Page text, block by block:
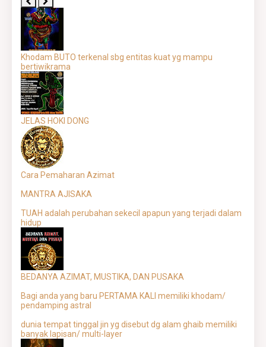
Khodam BUTO terkenal sbg entitas kuat yg mampu
bertiwikrama
JELAS HOKI DONG
Cara Pemaharan Azimat
MANTRA AJISAKA
TUAH adalah perubahan sekecil apapun yang terjadi dalam
hidup
BEDANYA AZIMAT, MUSTIKA, DAN PUSAKA
Bagi anda yang baru PERTAMA KALI memiliki khodam/
pendamping astral
dunia tempat tinggal jin yg disebut dg alam ghaib memiliki
banyak lapisan/ multi-layer